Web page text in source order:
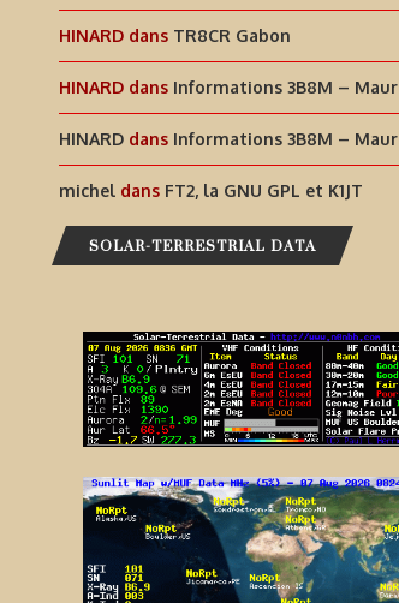
AIDEZ À OFFRIR AUX ENFANTS
RADIOPHONIQUES...
7 août 2026
HINARD dans TR8CR Gabon
HINARD dans Informations 3B8M –
HINARD dans Informations 3B8M –
michel dans FT2, la GNU GPL et K1JT
SOLAR-TERRESTRIAL DATA